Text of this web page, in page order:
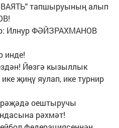
тапшыруының алып
Илнур ФӘЙЗРАХМАНОВ
инде!
Йөзгә кызыллык
җиңү яулап, ике турнир
оештыручы
рәхмәт!